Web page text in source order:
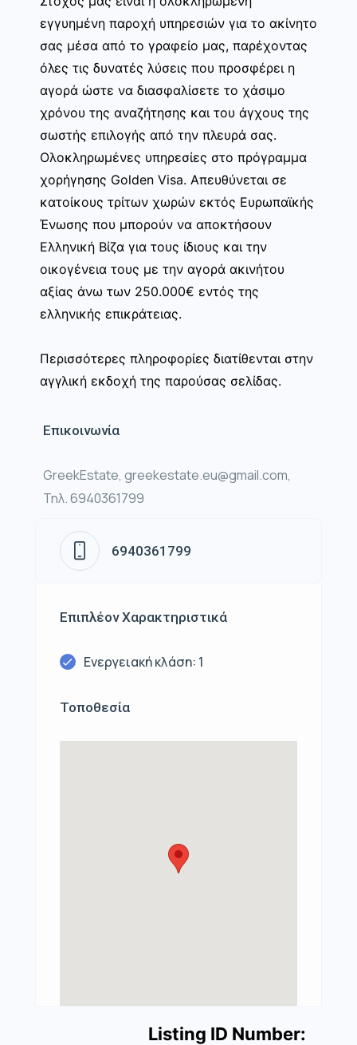
εγγυημένη παροχή υπηρεσιών για το ακίνητο
σας μέσα από το γραφείο μας, παρέχοντας
όλες τις δυνατές λύσεις που προσφέρει η
αγορά ώστε να διασφαλίσετε το χάσιμο
χρόνου της αναζήτησης και του άγχους της
σωστής επιλογής από την πλευρά σας.
Ολοκληρωμένες υπηρεσίες στο πρόγραμμα
χορήγησης Golden Visa. Απευθύνεται σε
κατοίκους τρίτων χωρών εκτός Ευρωπαϊκής
Ένωσης που μπορούν να αποκτήσουν
Ελληνική Βίζα για τους ίδιους και την
οικογένεια τους με την αγορά ακινήτου
αξίας άνω των 250.000€ εντός της
ελληνικής επικράτειας.
Περισσότερες πληροφορίες διατίθενται στην
αγγλική εκδοχή της παρούσας σελίδας.
Επικοινωνία
GreekEstate, greekestate.eu@gmail.com,
Τηλ. 6940361799
6940361799
Επιπλέον Χαρακτηριστικά
Ενεργειακή κλάση: 1
Τοποθεσία
Listing ID Number: